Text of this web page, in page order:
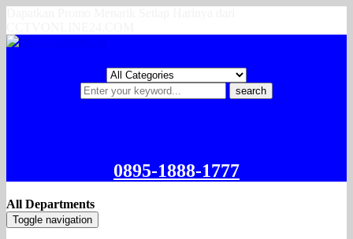
search
0895-1888-1777
All Departments
Toggle navigation